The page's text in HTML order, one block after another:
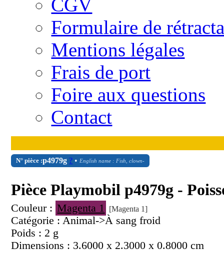
CGV
Formulaire de
Mentions légales
Frais de port
Foire aux questions
Contact
N° pièce :p4979g ? •English name : Fish, clown-
Pièce Playmobil p4979g -
Couleur : Magenta 1 [Magenta 1]
Catégorie : Animal->À sang froid
Poids : 2 g
Dimensions : 3.6000 x 2.3000 x 0.8000 cm